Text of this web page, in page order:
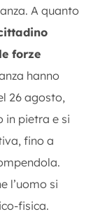
A quanto
forze
hanno
26 agosto,
in pietra e si
fino a
l’uomo si
fisica.